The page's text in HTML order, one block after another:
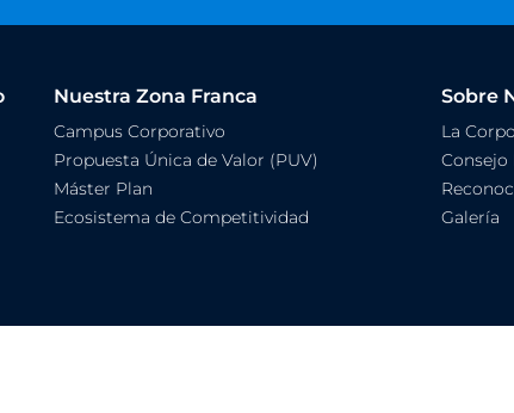
Nuestra Zona Franca
Campus Corporativo
Propuesta Única de Valor (PUV)
Máster Plan
Ecosistema de Competitividad
Sobre
La
Galería